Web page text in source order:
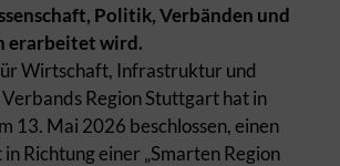
Politik, Verbänden und
erarbeitet wird.
Wirtschaft, Infrastruktur und
Region Stuttgart hat in
13. Mai 2026 beschlossen, einen
Richtung einer „Smarten Region